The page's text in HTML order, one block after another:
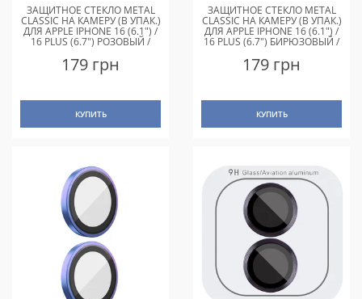
ЗАЩИТНОЕ СТЕКЛО METAL
CLASSIC НА КАМЕРУ (В УПАК.)
ДЛЯ APPLE IPHONE 16 (6.1") /
16 PLUS (6.7") РОЗОВЫЙ /
179 грн
КУПИТЬ
ЗАЩИТНОЕ СТЕКЛО METAL
CLASSIC НА КАМЕРУ (В УПАК.)
ДЛЯ APPLE IPHONE 16 (6.1") /
16 PLUS (6.7") БИРЮЗОВЫЙ /
179 грн
КУПИТЬ